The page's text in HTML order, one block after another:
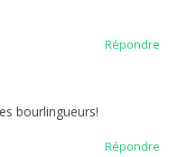
Répondre
bourlingueurs!
Répondre